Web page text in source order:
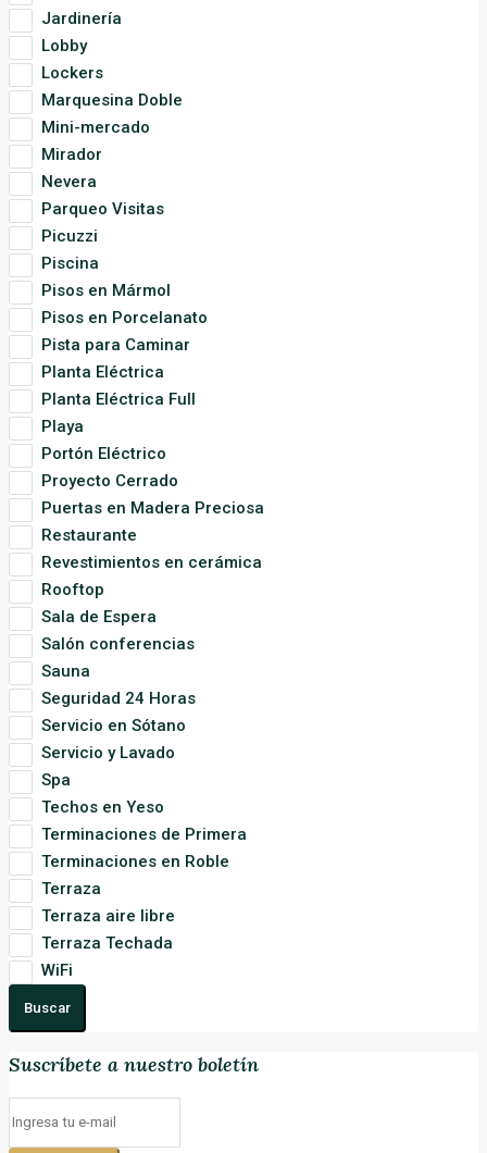
Jardinería
Lobby
Lockers
Marquesina Doble
Mini-mercado
Mirador
Nevera
Parqueo Visitas
Picuzzi
Piscina
Pisos en Mármol
Pisos en Porcelanato
Pista para Caminar
Planta Eléctrica
Planta Eléctrica Full
Playa
Portón Eléctrico
Proyecto Cerrado
Puertas en Madera Preciosa
Restaurante
Revestimientos en cerámica
Rooftop
Sala de Espera
Salón conferencias
Sauna
Seguridad 24 Horas
Servicio en Sótano
Servicio y Lavado
Spa
Techos en Yeso
Terminaciones de Primera
Terminaciones en Roble
Terraza
Terraza aire libre
Terraza Techada
WiFi
Buscar
Suscríbete a nuestro boletín